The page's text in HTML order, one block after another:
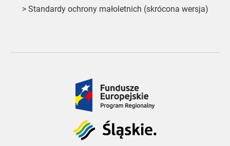
> Standardy ochrony małoletnich (skrócona wersja)
Fundusze
Europejskie
Śląskie